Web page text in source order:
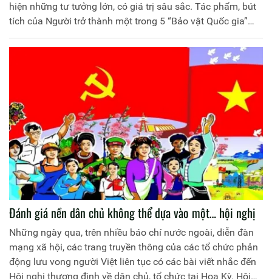
hiện những tư tưởng lớn, có giá trị sâu sắc. Tác phẩm, bút
tích của Người trở thành một trong 5 “Bảo vật Quốc gia”
theo Quyết định số 1426/QĐ-TTg ngày 1/10/2012 của Thủ
tướng Chính phủ.
Đánh giá nền dân chủ không thể dựa vào một… hội nghị
Những ngày qua, trên nhiều báo chí nước ngoài, diễn đàn
mạng xã hội, các trang truyền thông của các tổ chức phản
động lưu vong người Việt liên tục có các bài viết nhắc đến
Hội nghị thượng định về dân chủ, tổ chức tại Hoa Kỳ. Hội